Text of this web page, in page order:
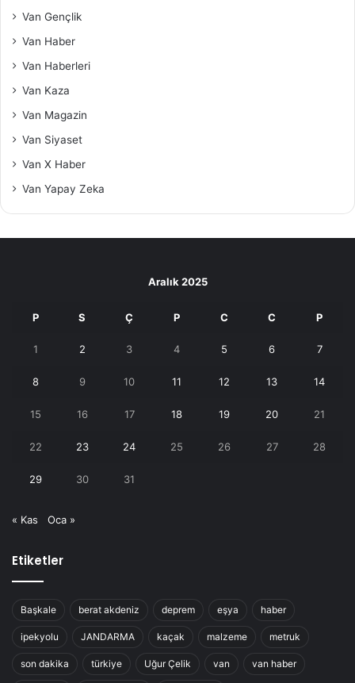
Van Gençlik
Van Haber
Van Haberleri
Van Kaza
Van Magazin
Van Siyaset
Van X Haber
Van Yapay Zeka
Aralık 2025
P S Ç P C C P
1 2 3 4 5 6 7
8 9 10 11 12 13 14
15 16 17 18 19 20 21
22 23 24 25 26 27 28
29 30 31
« Kas Oca »
Etiketler
Başkale berat akdeniz deprem eşya haber
ipekyolu JANDARMA kaçak malzeme metruk
son dakika türkiye Uğur Çelik van van haber